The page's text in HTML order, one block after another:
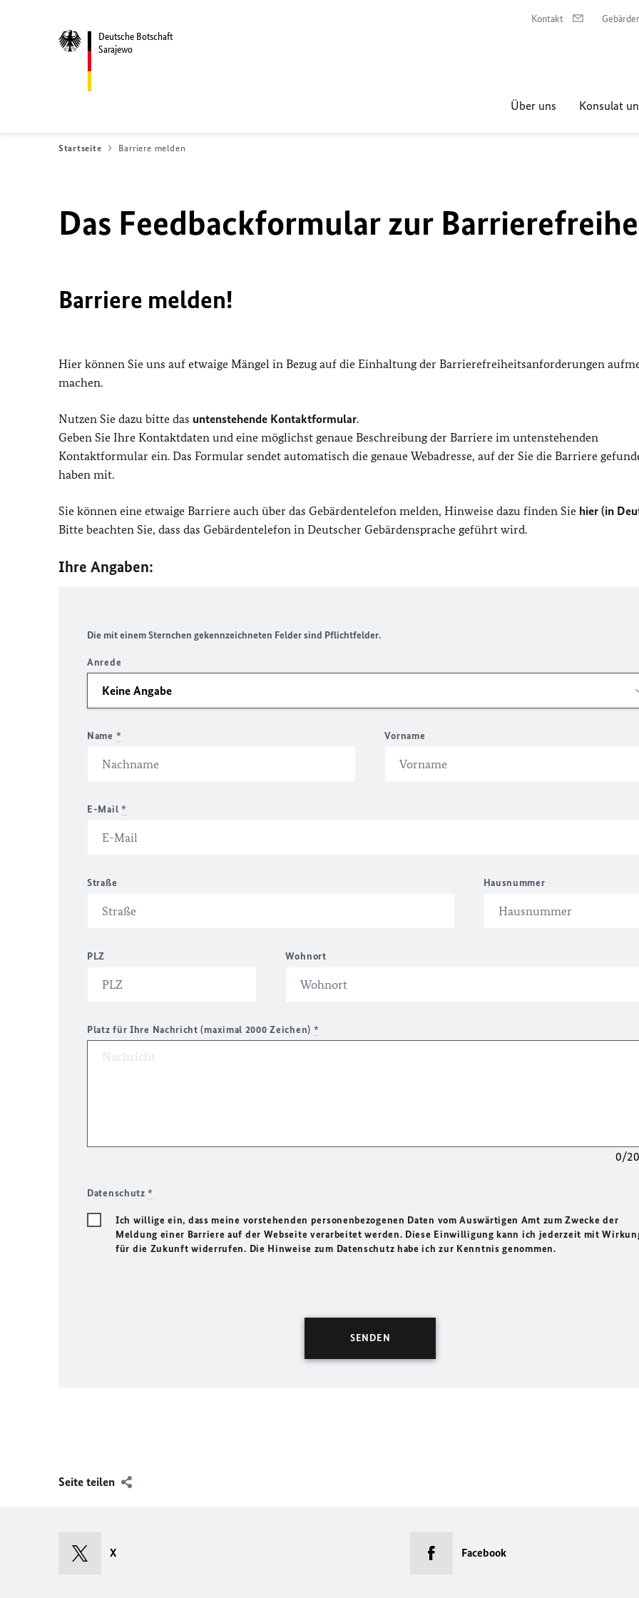
Deutsche Botschaft
Sarajewo
Kontakt
Über uns Konsulat
Startseite Barriere melden
Das Feedbackformular zur
Barriere melden!
Hier können Sie uns auf etwaige Mängel in Bezug auf die Einhaltung der Barrierefreiheitsanforderungen
machen.
Nutzen Sie dazu bitte das untenstehende Kontaktformular.
Geben Sie Ihre Kontaktdaten und eine möglichst genaue Beschreibung der Barriere im untenstehenden
Kontaktformular ein. Das Formular sendet automatisch die genaue Webadresse, auf der Sie die Barriere
haben mit.
Sie können eine etwaige Barriere auch über das Gebärdentelefon melden, Hinweise dazu finden Sie hier (in
Bitte beachten Sie, dass das Gebärdentelefon in Deutscher Gebärdensprache geführt wird.
Ihre Angaben:
Die mit einem Sternchen gekennzeichneten Felder sind Pflichtfelder.
Anrede
Name * Vorname
E-Mail *
Straße Hausnummer
PLZ Wohnort
Platz für Ihre Nachricht (maximal 2000 Zeichen) *
0/
Datenschutz*
Ich willige ein, dass meine vorstehenden personenbezogenen Daten vom Auswärtigen Amt zum Zwecke der
Meldung einer Barriere auf der Webseite verarbeitet werden. Diese Einwilligung kann ich jederzeit mit
für die Zukunft widerrufen. Die Hinweise zum Datenschutz habe ich zur Kenntnis genommen.
Seite teilen
X Facebook